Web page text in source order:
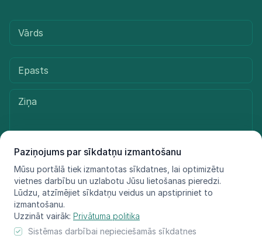
Paziņojums par sīkdatņu izmantošanu
Mūsu portālā tiek izmantotas sīkdatnes, lai optimizētu
vietnes darbību un uzlabotu Jūsu lietošanas pieredzi.
Lūdzu, atzīmējiet sīkdatņu veidus un apstipriniet to
izmantošanu.
Uzzināt vairāk: Privātuma politika
Sistēmas darbībai nepieciešamās sīkdatnes
Sūtīt ziņu